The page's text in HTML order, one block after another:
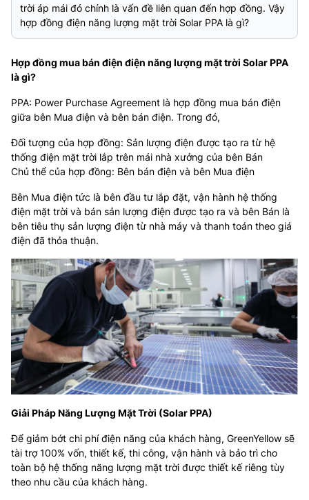
trời áp mái đó chính là vấn đề liên quan đến hợp đồng. Vậy
hợp đồng điện năng lượng mặt trời Solar PPA là gì?
Hợp đồng mua bán điện điện năng lượng mặt trời Solar PPA
là gì?
PPA: Power Purchase Agreement là hợp đồng mua bán điện
giữa bên Mua điện và bên bán điện. Trong đó,
Đối tượng của hợp đồng: Sản lượng điện được tạo ra từ hệ
thống điện mặt trời lắp trên mái nhà xưởng của bên Bán
Chủ thể của hợp đồng: Bên bán điện và bên Mua điện
Bên Mua điện tức là bên đầu tư lắp đặt, vận hành hệ thống
điện mặt trời và bán sản lượng điện được tạo ra và bên Bán là
bên tiêu thụ sản lượng điện từ nhà máy và thanh toán theo giá
điện đã thỏa thuận.
Giải Pháp Năng Lượng Mặt Trời (Solar PPA)
Để giảm bớt chi phí điện năng của khách hàng, GreenYellow sẽ
tài trợ 100% vốn, thiết kế, thi công, vận hành và bảo trì cho
toàn bộ hệ thống năng lượng mặt trời được thiết kế riêng tùy
theo nhu cầu của khách hàng.